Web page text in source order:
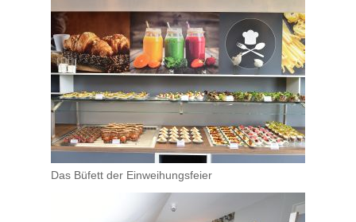
Das Büfett der Einweihungsfeier